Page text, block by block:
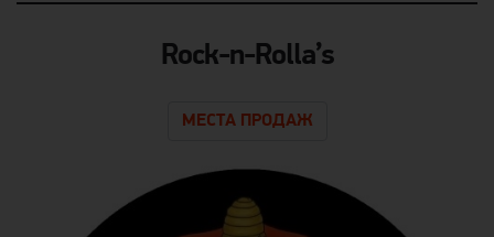
Rock-n-Rolla’s
МЕСТА ПРОДАЖ